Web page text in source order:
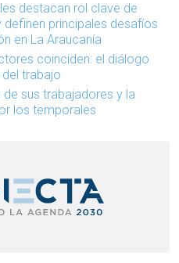
destacan rol clave de
principales desafíos
en La Araucanía
coinciden: el diálogo
trabajo
sus trabajadores y la
los temporales